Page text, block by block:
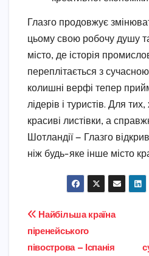
Глазго продовжує
цьому свою робочу душу
місто, де історія
переплітається з
колишні верфі тепер
лідерів і туристів. Для
красиві листівки, а
Шотландії — Глазго
ніж будь-яке інше місто
Навігація
записів
Найбільша країна
піренейського
півострова — Іспанія